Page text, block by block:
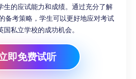
生的应试能力和成绩。通过充分了解
备考策略，学生可以更好地应对考试
私立学校的成功机会。
即免费试听